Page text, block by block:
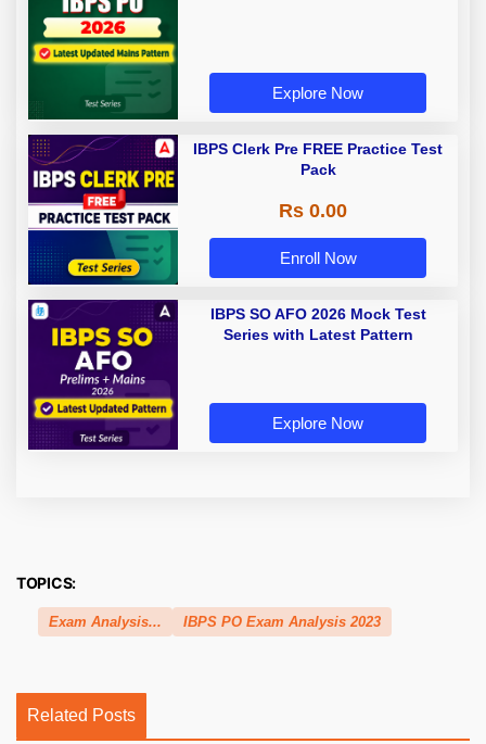
Explore Now
IBPS Clerk Pre FREE Practice Test
Pack
Rs 0.00
Enroll Now
IBPS SO AFO 2026 Mock Test
Series with Latest Pattern
Explore Now
TOPICS:
Exam Analysis... IBPS PO Exam Analysis 2023
Related Posts